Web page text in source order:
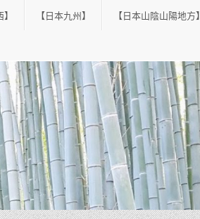
【日本九州】 【日本山陰山陽地方】